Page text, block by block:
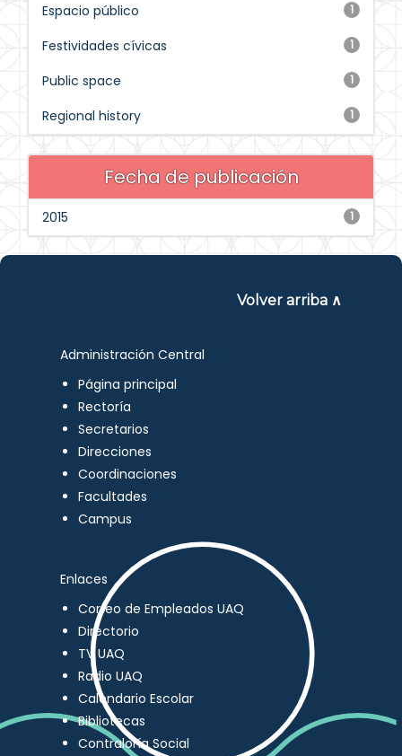
1
Espacio público
1
Festividades cívicas
1
Public space
1
Regional history
Fecha de publicación
1
2015
Volver arriba ∧
Administración Central
Página principal
Rectoría
Secretarios
Direcciones
Coordinaciones
Facultades
Campus
Enlaces
Correo de Empleados UAQ
Directorio
TV UAQ
Radio UAQ
Calendario Escolar
Bibliotecas
Contraloría Social